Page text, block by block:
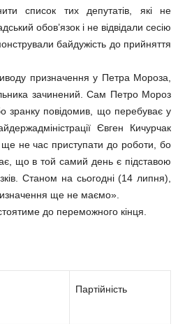
список тих депутатів, які не
обов’язок і не відвідали сесію
байдужість до прийняття
призначення у Петра Мороза,
зачинений. Сам Петро Мороз
зранку повідомив, що перебуває у
Євген Кичурчак
не час приступати до роботи, бо
що в той самий день є підставою
Станом на сьогодні (14 липня),
ще не маємо».
до переможного кінця.
Партійність